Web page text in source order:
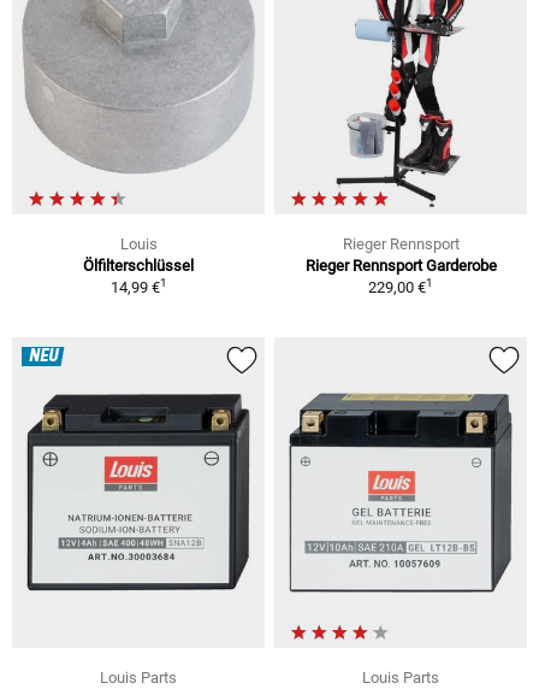
Louis
Ölfilterschlüssel
14,99 €1
Rieger Rennsport
Rieger Rennsport Garderobe
229,00 €1
NEU
Louis Parts
Louis Parts